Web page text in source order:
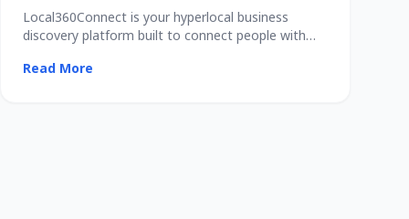
Local360Connect is your hyperlocal business
discovery platform built to connect people with
Read More